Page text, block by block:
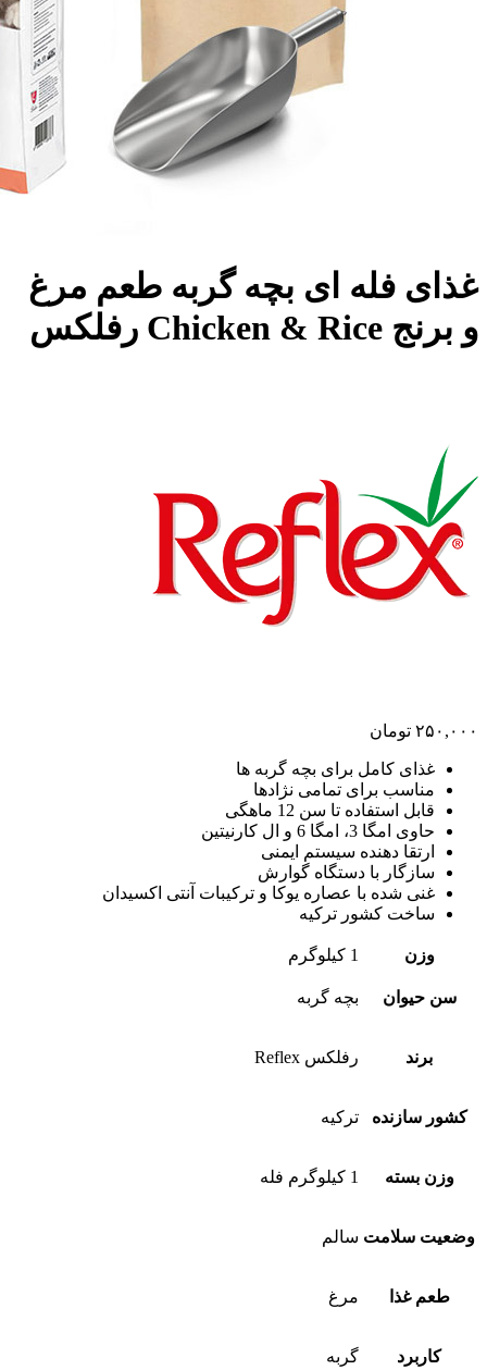
غذای فله ای بچه گربه طعم مرغ
و برنج Chicken & Rice رفلکس
۲۵۰,۰۰۰ تومان
غذای کامل برای بچه گربه ها
مناسب برای تمامی نژادها
قابل استفاده تا سن 12 ماهگی
حاوی امگا 3، امگا 6 و ال کارنیتین
ارتقا دهنده سیستم ایمنی
سازگار با دستگاه گوارش
غنی شده با عصاره یوکا و ترکیبات آنتی اکسیدان
ساخت کشور ترکیه
وزن 1 کیلوگرم
سن حیوان بچه گربه
برند رفلکس Reflex
کشور سازنده ترکیه
وزن بسته 1 کیلوگرم فله
وضعیت سلامت سالم
طعم غذا مرغ
کاربرد گربه